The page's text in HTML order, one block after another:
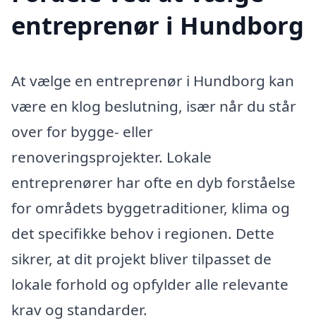
entreprenør i Hundborg
At vælge en entreprenør i Hundborg kan
være en klog beslutning, især når du står
over for bygge- eller
renoveringsprojekter. Lokale
entreprenører har ofte en dyb forståelse
for områdets byggetraditioner, klima og
det specifikke behov i regionen. Dette
sikrer, at dit projekt bliver tilpasset de
lokale forhold og opfylder alle relevante
krav og standarder.